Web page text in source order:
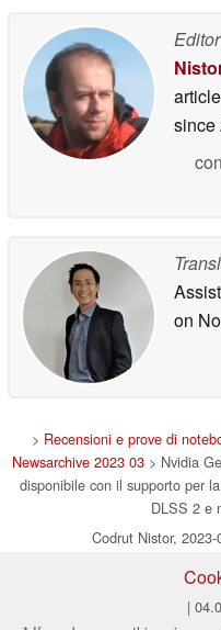
since
on
> Recensioni e prove di
Newsarchive 2023 03 > Nvidia
disponibile con il supporto per
DLSS 2 e
Codrut Nistor,
|